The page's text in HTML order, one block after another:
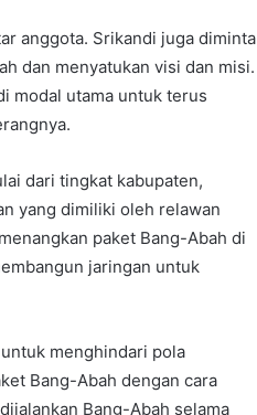
anggota. Srikandi juga diminta
dan menyatukan visi dan misi.
modal utama untuk terus
dari tingkat kabupaten,
yang dimiliki oleh relawan
paket Bang-Abah di
jaringan untuk
menghindari pola
Bang-Abah dengan cara
Bang-Abah selama